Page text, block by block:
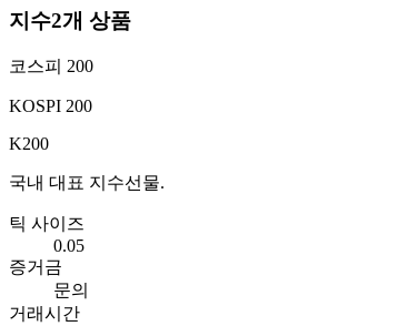
지수2개 상품
코스피 200
KOSPI 200
K200
국내 대표 지수선물.
틱 사이즈
0.05
증거금
문의
거래시간